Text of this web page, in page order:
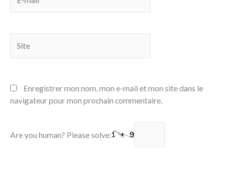
mail*
Enregistrer mon nom, mon e-mail et mon site dans le
navigateur pour mon prochain commentaire.
Are you human? Please solve: